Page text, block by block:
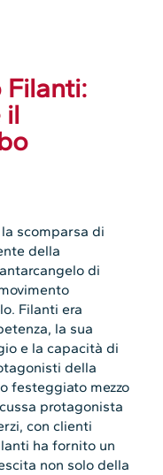
il
scomparsa di
della
di
Filanti era
la sua
e la capacità di
della
festeggiato mezzo
protagonista
con clienti
ha fornito un
non solo della